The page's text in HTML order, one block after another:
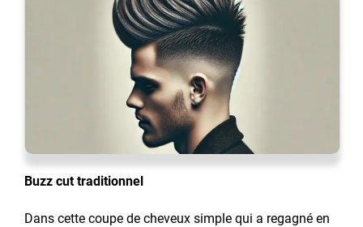
Buzz cut traditionnel
Dans cette coupe de cheveux simple qui a regagné en